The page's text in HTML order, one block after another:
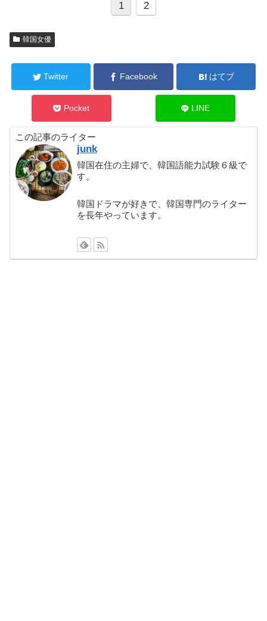
1 2
韓国女優
Twitter Facebook はてブ
Pocket LINE
この記事のライター
junk
韓国在住の主婦で、韓国語能力試験６級で
す。
韓国ドラマが好きで、韓国専門のライター
を長年やっています。